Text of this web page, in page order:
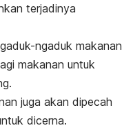
terjadinya
ngaduk makanan
makanan untuk
juga akan dipecah
dicerna.